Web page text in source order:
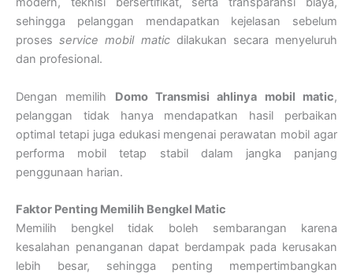
sehingga pelanggan mendapatkan kejelasan sebelum
prosesservice mobil maticdilakukan secara menyeluruh
dan profesional.
Dengan memilih Domo Transmisi ahlinya mobil matic,
pelanggan tidak hanya mendapatkan hasil perbaikan
optimal tetapi juga edukasi mengenai perawatan mobil agar
performa mobil tetap stabil dalam jangka panjang
penggunaan harian.
Faktor Penting Memilih Bengkel Matic
Memilih bengkel tidak boleh sembarangan karena
kesalahan penanganan dapat berdampak pada kerusakan
lebih besar, sehingga penting mempertimbangkan